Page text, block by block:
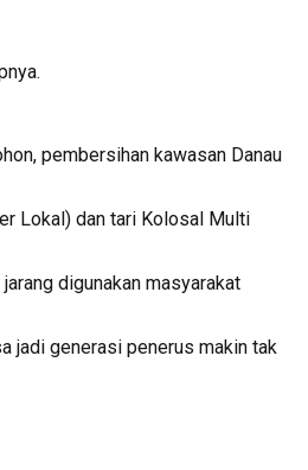
pembersihan kawasan Danau
Lokal) dan tari Kolosal Multi
digunakan masyarakat
jadi generasi penerus makin tak